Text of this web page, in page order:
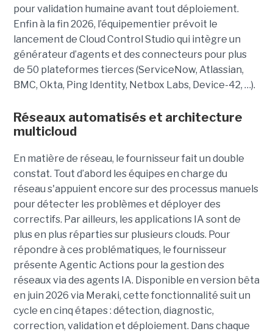
pour validation humaine avant tout déploiement.
Enfin à la fin 2026, l’équipementier prévoit le
lancement de Cloud Control Studio qui intègre un
générateur d’agents et des connecteurs pour plus
de 50 plateformes tierces (ServiceNow, Atlassian,
BMC, Okta, Ping Identity, Netbox Labs, Device-42, …).
Réseaux automatisés et architecture
multicloud
En matière de réseau, le fournisseur fait un double
constat. Tout d’abord les équipes en charge du
réseau s'appuient encore sur des processus manuels
pour détecter les problèmes et déployer des
correctifs. Par ailleurs, les applications IA sont de
plus en plus réparties sur plusieurs clouds. Pour
répondre à ces problématiques, le fournisseur
présente Agentic Actions pour la gestion des
réseaux via des agents IA. Disponible en version bêta
en juin 2026 via Meraki, cette fonctionnalité suit un
cycle en cinq étapes : détection, diagnostic,
correction, validation et déploiement. Dans chaque